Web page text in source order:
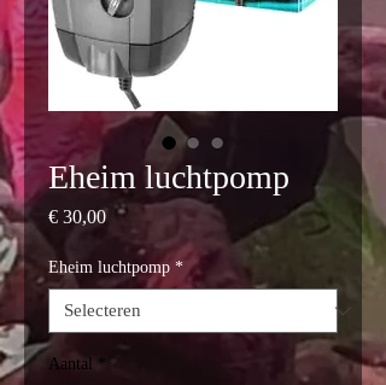
Eheim luchtpomp
€ 30,00Prijs
Eheim luchtpomp *
Aantal *